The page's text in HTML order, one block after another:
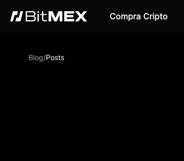
Compra Cripto
Blog/Posts